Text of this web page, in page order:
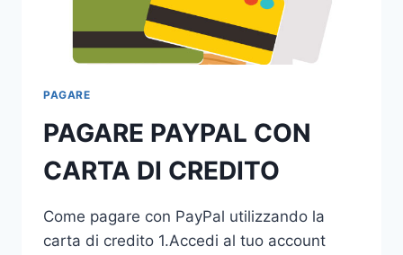
PAGARE
PAGARE PAYPAL CON
CARTA DI CREDITO
Come pagare con PayPal utilizzando la
carta di credito 1.Accedi al tuo account